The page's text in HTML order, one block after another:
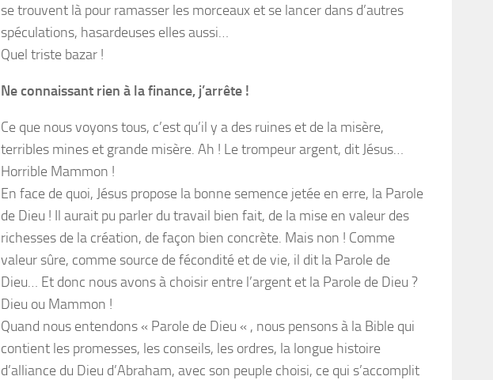
se trouvent là pour ramasser les morceaux et se lancer dans d’autres
spéculations, hasardeuses elles aussi…
Quel triste bazar !
Ne connaissant rien à la finance, j’arrête !
Ce que nous voyons tous, c’est qu’il y a des ruines et de la misère,
terribles mines et grande misère. Ah ! Le trompeur argent, dit Jésus…
Horrible Mammon !
En face de quoi, Jésus propose la bonne semence jetée en erre, la Parole
de Dieu ! Il aurait pu parler du travail bien fait, de la mise en valeur des
richesses de la création, de façon bien concrète. Mais non ! Comme
valeur sûre, comme source de fécondité et de vie, il dit la Parole de
Dieu… Et donc nous avons à choisir entre l’argent et la Parole de Dieu ?
Dieu ou Mammon !
Quand nous entendons « Parole de Dieu « , nous pensons à la Bible qui
contient les promesses, les conseils, les ordres, la longue histoire
d’alliance du Dieu d’Abraham, avec son peuple choisi, ce qui s’accomplit